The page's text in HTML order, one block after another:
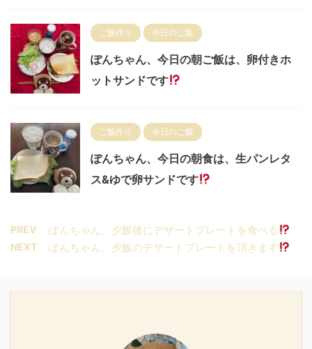
ご飯作り 今日のご飯
ぽんちゃん、今日の朝ご飯は、卵付きホ
ットサンドです
ご飯作り 今日のご飯
ぽんちゃん、今日の朝食は、生パンレタ
ス&ゆで卵サンドです
PREV ぽんちゃん、夕飯後にデザートプレートを食べる
NEXT ぽんちゃん、夕飯のデザートプレートを頂きます